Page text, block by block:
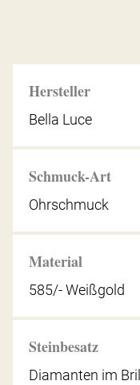
Hersteller
Bella Luce
Schmuck-Art
Ohrschmuck
Material
585/- Weißgold
Steinbesatz
Diamanten im